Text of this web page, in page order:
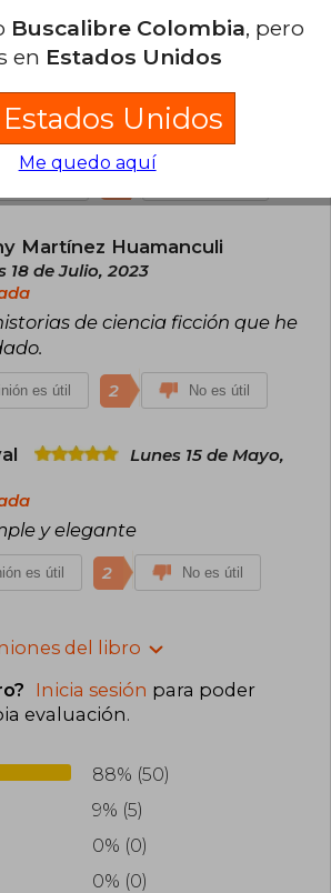
fecha, protección total, 10/10 el
Con respecto a los libros, voy
toda la saga es un viaje en
compra del 2023
Martínez Huamanculi
18 de Julio, 2023
de ciencia ficción que he
es útil 2 No es útil
Lunes 15 de Mayo,
y elegante
es útil 2 No es útil
del libro
Inicia sesión para poder
evaluación.
88% (50)
9% (5)
0% (0)
0% (0)
Buscalibre Colombia, pero
en Estados Unidos
Estados Unidos
Me quedo aquí